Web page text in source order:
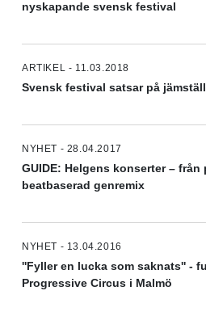
nyskapande svensk festival
ARTIKEL - 11.03.2018
Svensk festival satsar på
NYHET - 28.04.2017
GUIDE: Helgens konserter –
beatbaserad genremix
NYHET - 13.04.2016
''Fyller en lucka som saknats'' -
Progressive Circus i Malmö